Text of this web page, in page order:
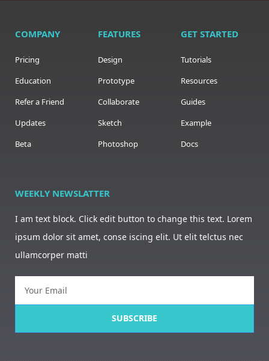
COMPANY
Pricing
Education
Refer a Friend
Updates
Beta
FEATURES
Design
Prototype
Collaborate
Sketch
Photoshop
GET STARTED
Tutorials
Resources
Guides
Example
Docs
WEEKLY NEWSLATTER
I am text block. Click edit button to change this text. Lorem
ipsum dolor sit amet, conse iscing elit. Ut elit telctus nec
ullamcorper matti
SUBSCRIBE